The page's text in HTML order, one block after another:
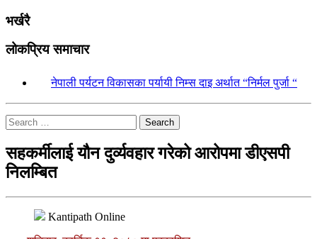
भर्खरै
लोकप्रिय समाचार
नेपाली पर्यटन विकासका पर्यायी निम्स दाइ अर्थात “निर्मल पुर्जा “
Search
सहकर्मीलाई यौन दुर्व्यवहार गरेको आरोपमा डीएसपी
निलम्बित
Kantipath Online